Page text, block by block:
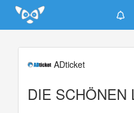
Update cookies preferences
ADticket
DIE SCHÖNEN